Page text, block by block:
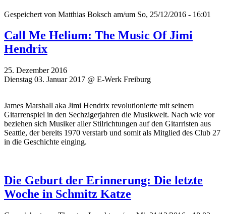
Gespeichert von Matthias Boksch am/um So, 25/12/2016 - 16:01
Call Me Helium: The Music Of Jimi
Hendrix
25. Dezember 2016
Dienstag 03. Januar 2017 @ E-Werk Freiburg
James Marshall aka Jimi Hendrix revolutionierte mit seinem
Gitarrenspiel in den Sechzigerjahren die Musikwelt. Nach wie vor
beziehen sich Musiker aller Stilrichtungen auf den Gitarristen aus
Seattle, der bereits 1970 verstarb und somit als Mitglied des Club 27
in die Geschichte einging.
Die Geburt der Erinnerung: Die letzte
Woche in Schmitz Katze